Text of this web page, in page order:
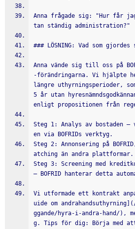
Anna frågade sig: "Hur får
tan ständig administration?"
### LÖSNING: Vad som
Anna vände sig till oss på
-förändringarna. Vi hjälpte
längre uthyrningsperioder,
5 år utan
enligt propositionen från
Steg 1: Analys av bostaden –
en via BOFRIDs verktyg.
Steg 2: Annonsering på
atching än andra plattformar.
Steg 3: Screening med
– BOFRID hanterar detta
Vi utformade ett kontrakt
uide om
ggande/hyra-i-andra-hand/),
g. Tips för dig: Börja med